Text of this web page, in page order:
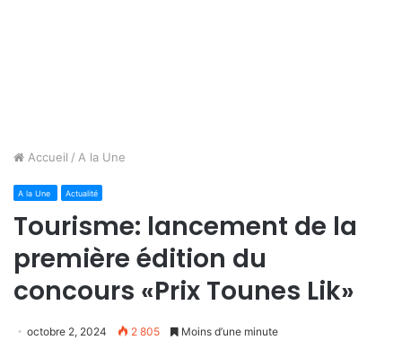
Accueil / A la Une
A la Une Actualité
Tourisme: lancement de la
première édition du
concours «Prix Tounes Lik»
octobre 2, 2024 2 805 Moins d’une minute